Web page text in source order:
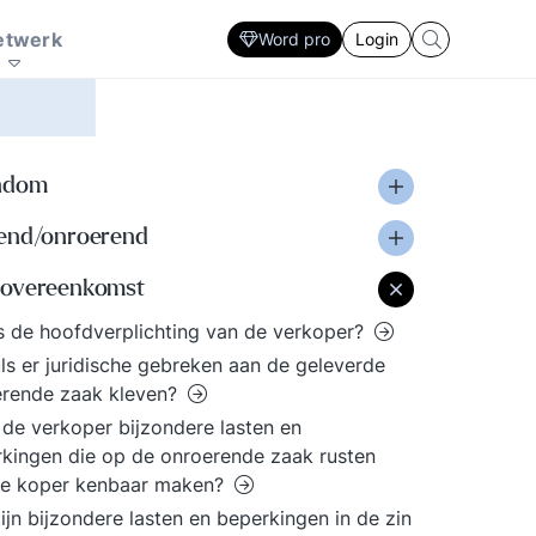
Word pro Login
Lastige
een
publiek, een
loopt, een
gesprek waar
tegenop kijkt. Doe
voordeel met de
kennisbank.
sector. Ontwikkel
Strategisch HRM, De
projecten? Ieder zijn
eigen specialisme en
vaardigheden. Volg de
laatste trends voor elke
Strategie ontwikkeling en uitvoering
en sociale innovatie
marketing prikkel
onroerend
de hoofdverplichting van de verkoper?
er juridische gebreken aan de geleverde
zaak kleven?
verkoper bijzondere lasten en
die op de onroerende zaak rusten
koper kenbaar maken?
bijzondere lasten en beperkingen in de zin